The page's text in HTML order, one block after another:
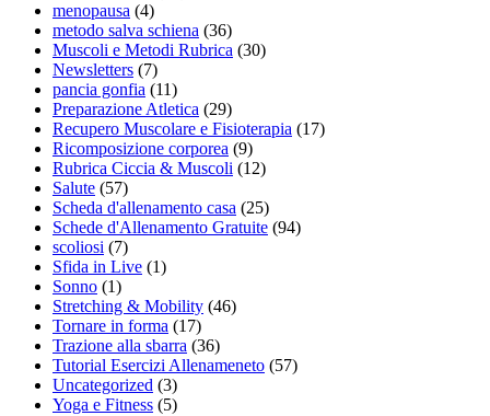
menopausa (4)
metodo salva schiena (36)
Muscoli e Metodi Rubrica (30)
Newsletters (7)
pancia gonfia (11)
Preparazione Atletica (29)
Recupero Muscolare e Fisioterapia (17)
Ricomposizione corporea (9)
Rubrica Ciccia & Muscoli (12)
Salute (57)
Scheda d'allenamento casa (25)
Schede d'Allenamento Gratuite (94)
scoliosi (7)
Sfida in Live (1)
Sonno (1)
Stretching & Mobility (46)
Tornare in forma (17)
Trazione alla sbarra (36)
Tutorial Esercizi Allenameneto (57)
Uncategorized (3)
Yoga e Fitness (5)